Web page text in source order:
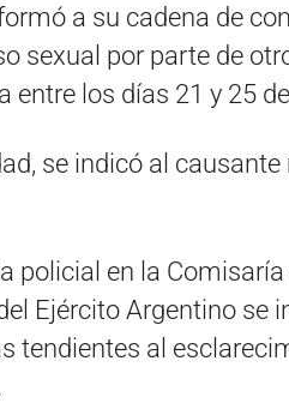
a su cadena de
sexual por parte de
entre los días 21 y 25
se indicó al causante
policial en la
Ejército Argentino se
tendientes al